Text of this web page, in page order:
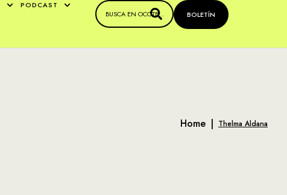
PODCAST
BOLETÍN
Home | Thelma Aldana